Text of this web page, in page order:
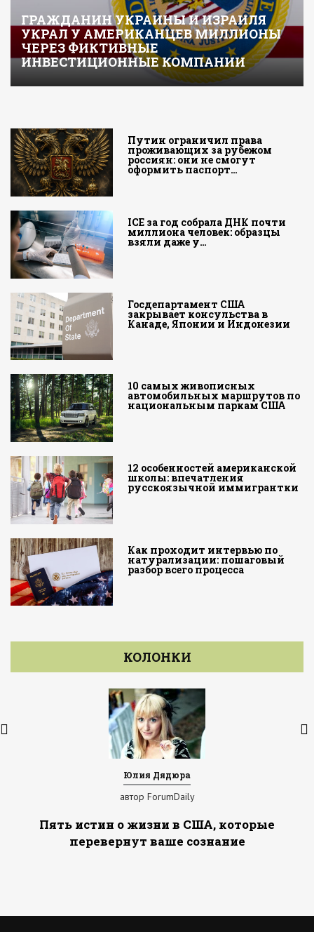
ГРАЖДАНИН УКРАИНЫ И ИЗРАИЛЯ
УКРАЛ У АМЕРИКАНЦЕВ МИЛЛИОНЫ
ЧЕРЕЗ ФИКТИВНЫЕ
ИНВЕСТИЦИОННЫЕ КОМПАНИИ
Путин ограничил права
проживающих за рубежом
россиян: они не смогут
оформить паспорт…
ICE за год собрала ДНК почти
миллиона человек: образцы
взяли даже у…
Госдепартамент США
закрывает консульства в
Канаде, Японии и Индонезии
10 самых живописных
автомобильных маршрутов по
национальным паркам США
12 особенностей американской
школы: впечатления
русскоязычной иммигрантки
Как проходит интервью по
натурализации: пошаговый
разбор всего процесса
КОЛОНКИ
Юлия Дядюра
автор ForumDaily
Пять истин о жизни в США, которые
перевернут ваше сознание